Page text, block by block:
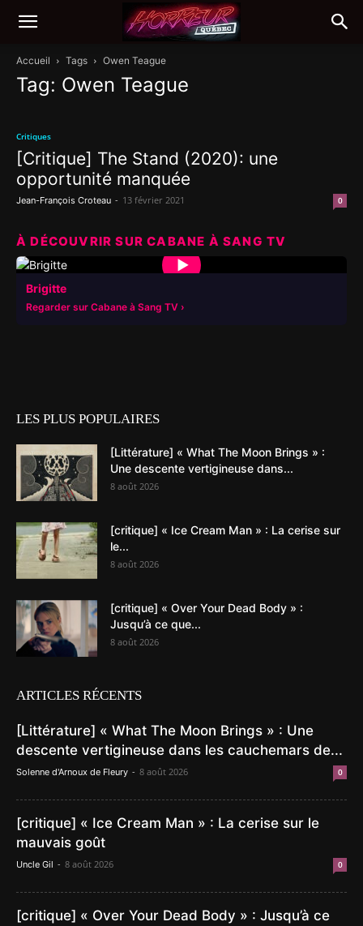
Accueil Tags Owen Teague
Tag: Owen Teague
Critiques
[Critique] The Stand (2020): une
opportunité manquée
Jean-François Croteau - 13 février 2021 0
À DÉCOUVRIR SUR CABANE À SANG TV
▶
Brigitte
Regarder sur Cabane à Sang TV
LES PLUS POPULAIRES
[Littérature] « What The Moon Brings » :
Une descente vertigineuse dans...
8 août 2026
[critique] « Ice Cream Man » : La cerise sur
le...
8 août 2026
[critique] « Over Your Dead Body » :
Jusqu’à ce que...
8 août 2026
ARTICLES RÉCENTS
[Littérature] « What The Moon Brings » : Une
descente vertigineuse dans les cauchemars de...
Solenne d'Arnoux de Fleury - 8 août 2026 0
[critique] « Ice Cream Man » : La cerise sur le
mauvais goût
Uncle Gil - 8 août 2026 0
[critique] « Over Your Dead Body » : Jusqu’à ce